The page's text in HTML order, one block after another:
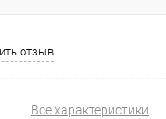
отзыв
Все характеристики